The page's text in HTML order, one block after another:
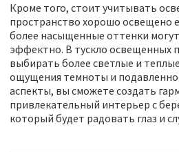
Кроме того, стоит учитывать
пространство хорошо освещено
более насыщенные оттенки
эффектно. В тускло освещенных
выбирать более светлые и
ощущения темноты и
аспекты, вы сможете создать
привлекательный интерьер с
который будет радовать глаз и